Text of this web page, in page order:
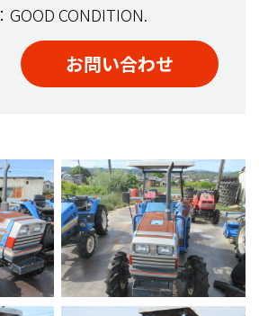
：GOOD CONDITION.
お問い合わせ